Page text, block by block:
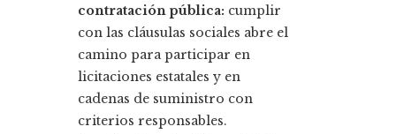
contratación pública: cumplir
con las cláusulas sociales abre el
camino para participar en
licitaciones estatales y en
cadenas de suministro con
criterios responsables.